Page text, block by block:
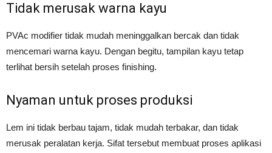
Tidak merusak warna kayu
PVAc modifier tidak mudah meninggalkan bercak dan tidak
mencemari warna kayu. Dengan begitu, tampilan kayu tetap
terlihat bersih setelah proses finishing.
Nyaman untuk proses produksi
Lem ini tidak berbau tajam, tidak mudah terbakar, dan tidak
merusak peralatan kerja. Sifat tersebut membuat proses aplikasi